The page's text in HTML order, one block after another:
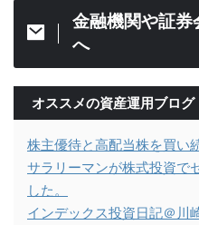
金融機関や証
へ
オススメの資産運用ブログ
株主優待と高配当株を買い
サラリーマンが株式投資で
した。
インデックス投資日記＠川